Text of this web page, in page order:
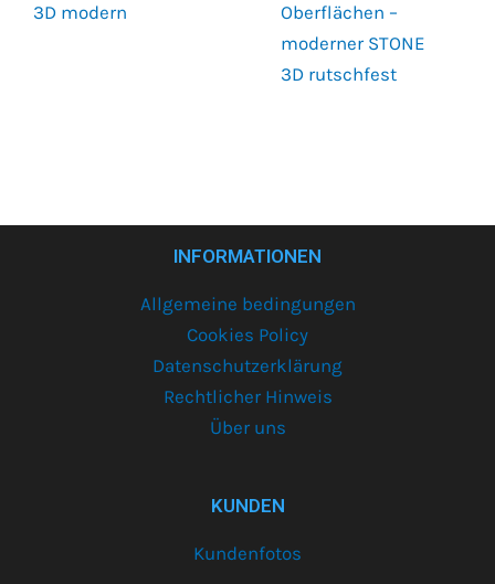
3D modern
Oberflächen –
moderner STONE
3D rutschfest
INFORMATIONEN
Allgemeine bedingungen
Cookies Policy
Datenschutzerklärung
Rechtlicher Hinweis
Über uns
KUNDEN
Kundenfotos